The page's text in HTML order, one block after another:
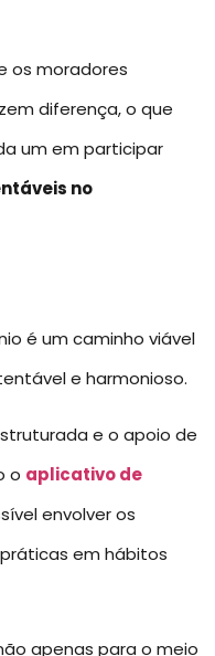
os moradores
diferença, o que
um em participar
no
é um caminho viável
e harmonioso.
e o apoio de
o aplicativo de
envolver os
em hábitos
apenas para o meio